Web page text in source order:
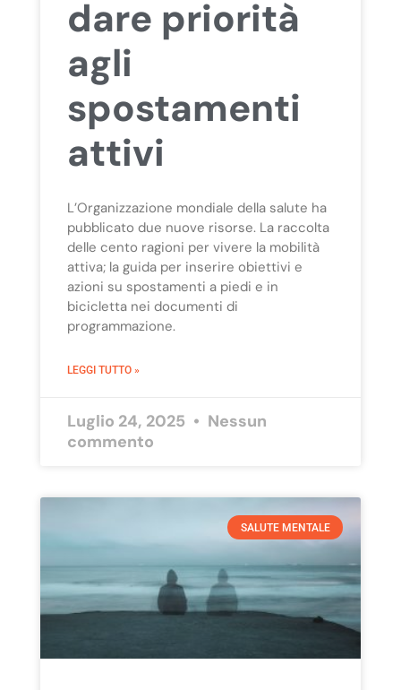
dare priorità
agli
spostamenti
attivi
L’Organizzazione mondiale della salute ha
pubblicato due nuove risorse. La raccolta
delle cento ragioni per vivere la mobilità
attiva; la guida per inserire obiettivi e
azioni su spostamenti a piedi e in
bicicletta nei documenti di
programmazione.
LEGGI TUTTO »
Luglio 24, 2025
Nessun
commento
SALUTE MENTALE